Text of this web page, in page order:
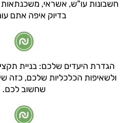
חשבונות עו"ש, אשראי, משכנתאות
בדיוק איפה אתם
הגדרת היעדים שלכם: בניית
ולשאיפות הכלכליות שלכם, כזה
שחשוב לכם.